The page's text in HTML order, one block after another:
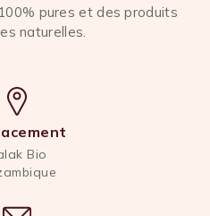
pures et des produits
naturelles.
Bio